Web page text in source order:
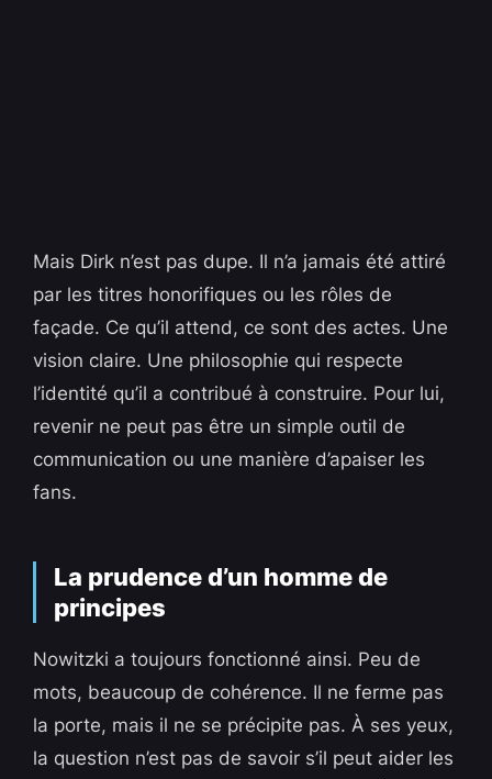
Mais Dirk n’est pas dupe. Il n’a jamais été attiré
par les titres honorifiques ou les rôles de
façade. Ce qu’il attend, ce sont des actes. Une
vision claire. Une philosophie qui respecte
l’identité qu’il a contribué à construire. Pour lui,
revenir ne peut pas être un simple outil de
communication ou une manière d’apaiser les
fans.
La prudence d’un homme de
principes
Nowitzki a toujours fonctionné ainsi. Peu de
mots, beaucoup de cohérence. Il ne ferme pas
la porte, mais il ne se précipite pas. À ses yeux,
la question n’est pas de savoir s’il peut aider les